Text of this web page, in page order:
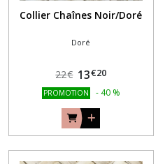
Collier Chaînes Noir/Doré
Doré
22€ 13€20
PROMOTION - 40 %